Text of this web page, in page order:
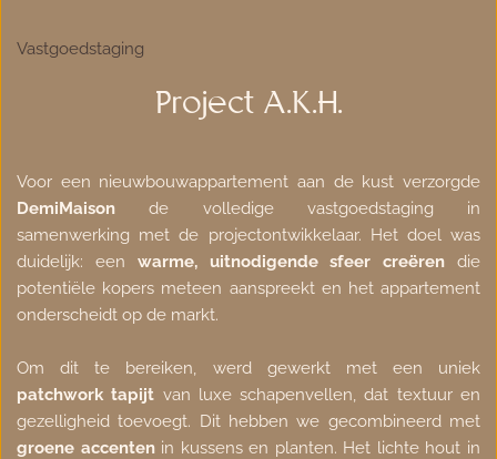
Vastgoedstaging
Project A.K.H.
DemiMaison de volledige vastgoedstaging in
samenwerking met de projectontwikkelaar. Het doel was
duidelijk: een warme, uitnodigende sfeer creëren die
potentiële kopers meteen aanspreekt en het appartement
onderscheidt op de markt.
patchwork tapijt van luxe schapenvellen, dat textuur en
groene accenten